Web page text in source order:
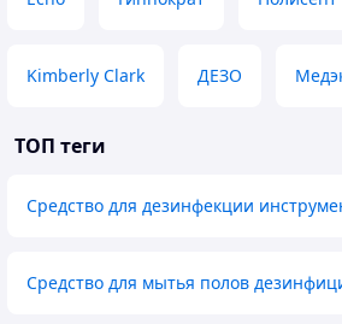
Kimberly Clark ДЕЗО
ТОП теги
Средство для дезинфекции
Средство для мытья полов